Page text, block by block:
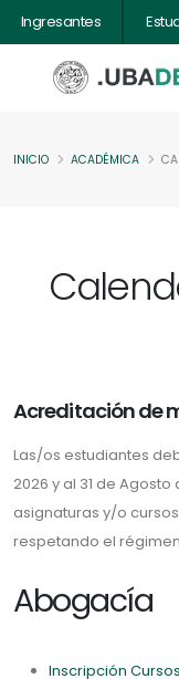
Ingresantes
INICIO ACADÉMICA
Acreditación de
Las/os estudiantes
2026 y al 31 de
asignaturas y/o
respetando el
Abogacía
Inscripción